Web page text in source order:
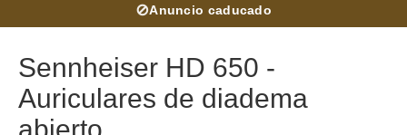
⊘Anuncio caducado
Sennheiser HD 650 -
Auriculares de diadema